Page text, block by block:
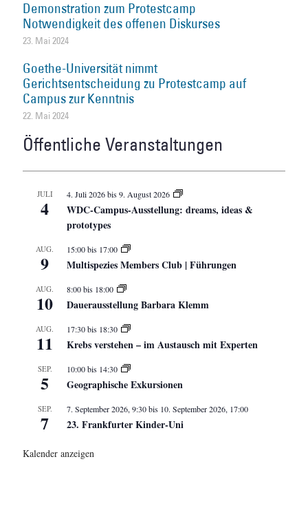
Demonstration zum Protestcamp
Notwendigkeit des offenen Diskurses
23. Mai 2024
Goethe-Universität nimmt
Gerichtsentscheidung zu Protestcamp auf
Campus zur Kenntnis
22. Mai 2024
Öffentliche Veranstaltungen
JULI
4
4. Juli 2026bis9. August 2026
WDC-Campus-Ausstellung: dreams, ideas &
prototypes
AUG.
9
15:00bis 17:00
Multispezies Members Club | Führungen
AUG.
10
8:00bis 18:00
Dauerausstellung Barbara Klemm
AUG.
11
17:30bis 18:30
Krebs verstehen – im Austausch mit Experten
SEP.
5
10:00bis 14:30
Geographische Exkursionen
SEP.
7
7. September 2026, 9:30bis 10. September 2026, 17:00
23. Frankfurter Kinder-Uni
Kalender anzeigen